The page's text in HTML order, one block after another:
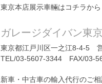
東京本店展示車輛はコチラか
ガレージダイバン東
東京都江戸川区一之江8-4-5
TEL/03-5607-3344 FAX/03-
新車・中古車の輸入代行のご